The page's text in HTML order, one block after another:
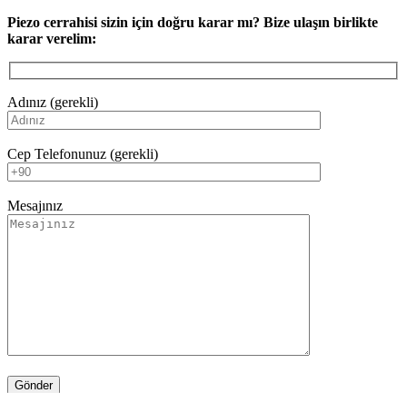
Piezo cerrahisi sizin için doğru karar mı? Bize ulaşın birlikte
karar verelim:
Adınız (gerekli)
Cep Telefonunuz (gerekli)
Mesajınız